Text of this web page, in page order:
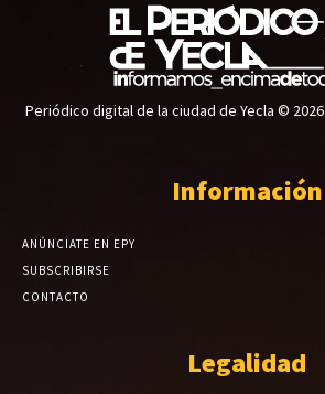
Periódico digital de la ciudad de Yecla © 2026
Información
ANÚNCIATE EN EPY
SUBSCRIBIRSE
CONTACTO
Legalidad